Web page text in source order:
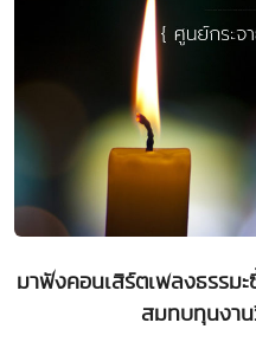
มาฟังคอนเสิร์ตเพลงธรรม
สมทบทุนงา